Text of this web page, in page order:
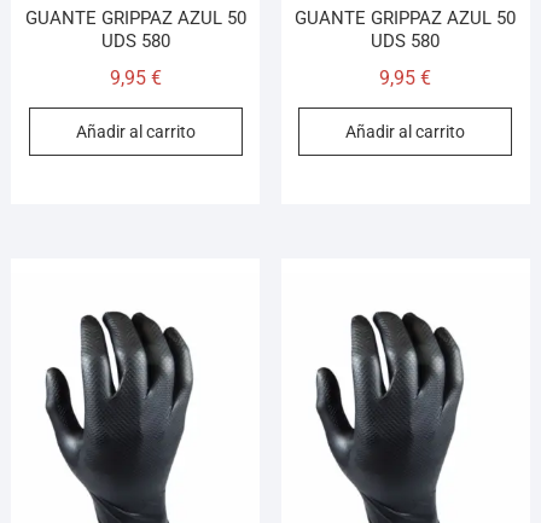
GUANTE GRIPPAZ AZUL 50
UDS 580
9,95 €
Añadir al carrito
GUANTE GRIPPAZ AZUL 50
UDS 580
9,95€
Añadir al carrito